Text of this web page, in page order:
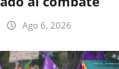
Ago 6, 2026